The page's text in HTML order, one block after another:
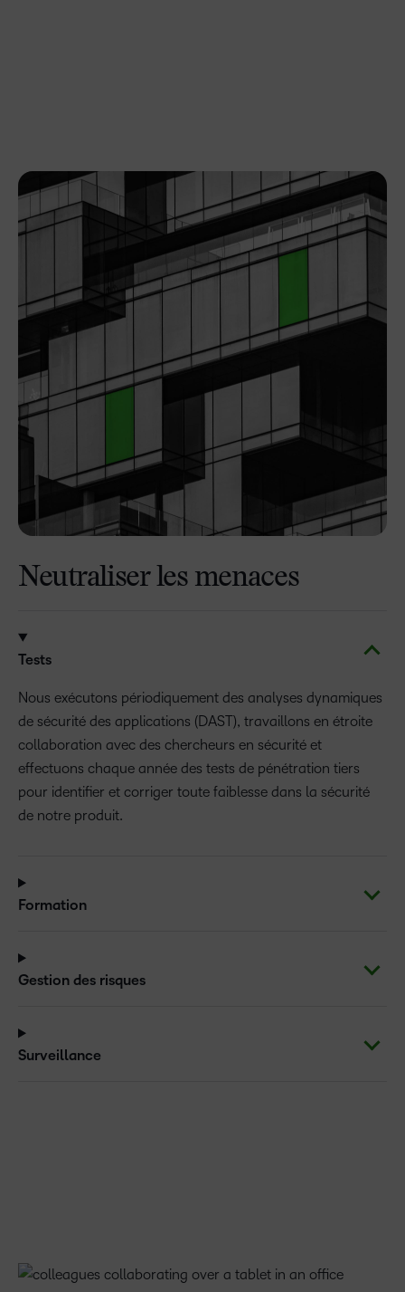
Neutraliser les menaces
Tests
Nous exécutons périodiquement des analyses dynamiques
de sécurité des applications (DAST), travaillons en étroite
collaboration avec des chercheurs en sécurité et
effectuons chaque année des tests de pénétration tiers
pour identifier et corriger toute faiblesse dans la sécurité
de notre produit.
Formation
Gestion des risques
Surveillance